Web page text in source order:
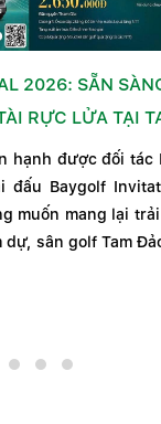
2026: SẴN
RỰC LỬA TẠI
hạnh được đối tác
Baygolf
muốn mang lại
sân golf Tam